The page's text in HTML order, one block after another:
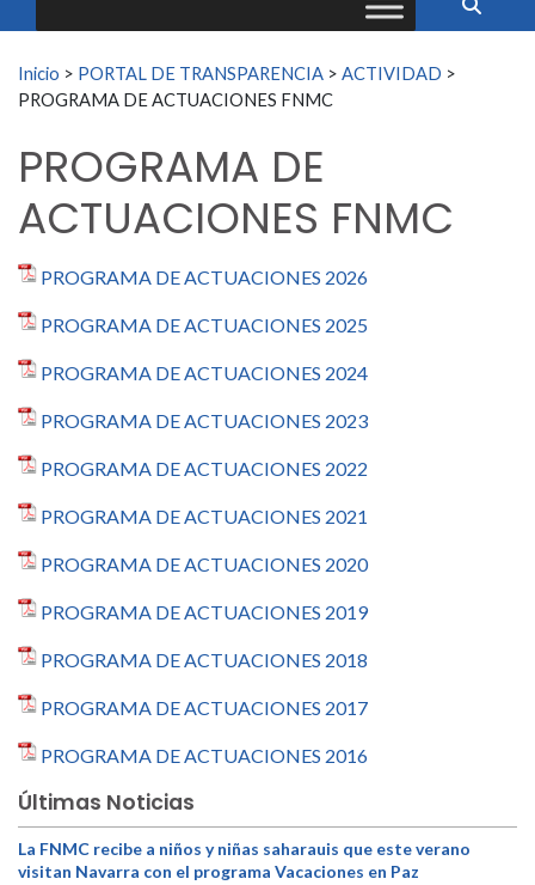
Buscar:
Inicio > PORTAL DE TRANSPARENCIA > ACTIVIDAD >
PROGRAMA DE ACTUACIONES FNMC
PROGRAMA DE
ACTUACIONES FNMC
PROGRAMA DE ACTUACIONES 2026
PROGRAMA DE ACTUACIONES 2025
PROGRAMA DE ACTUACIONES 2024
PROGRAMA DE ACTUACIONES 2023
PROGRAMA DE ACTUACIONES 2022
PROGRAMA DE ACTUACIONES 2021
PROGRAMA DE ACTUACIONES 2020
PROGRAMA DE ACTUACIONES 2019
PROGRAMA DE ACTUACIONES 2018
PROGRAMA DE ACTUACIONES 2017
PROGRAMA DE ACTUACIONES 2016
Últimas Noticias
La FNMC recibe a niños y niñas saharauis que este verano
visitan Navarra con el programa Vacaciones en Paz